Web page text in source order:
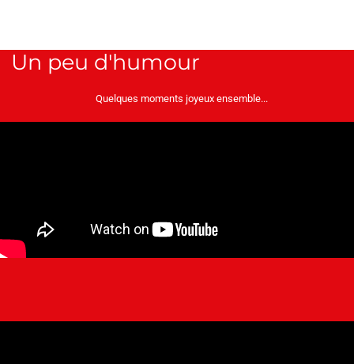
Un peu d'humour
Quelques moments joyeux ensemble...